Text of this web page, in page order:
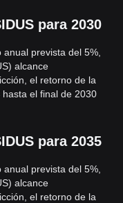
para 2030
prevista del 5%,
alcance
el retorno de la
el final de 2030
para 2035
prevista del 5%,
alcance
el retorno de la